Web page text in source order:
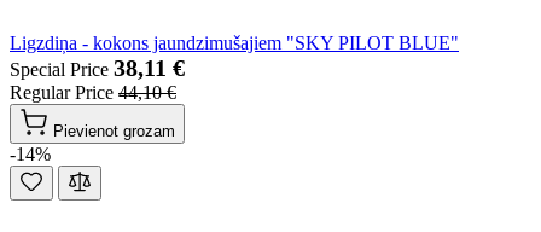
Ligzdiņa - kokons jaundzimušajiem "SKY PILOT BLUE"
Special Price 38,11 €
Regular Price 44,10 €
Pievienot grozam
-14%